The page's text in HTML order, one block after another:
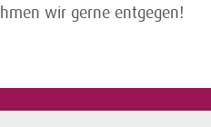
wir gerne entgegen!